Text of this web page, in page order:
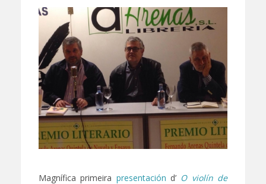
Magnífica primeira presentación d’ O violín de